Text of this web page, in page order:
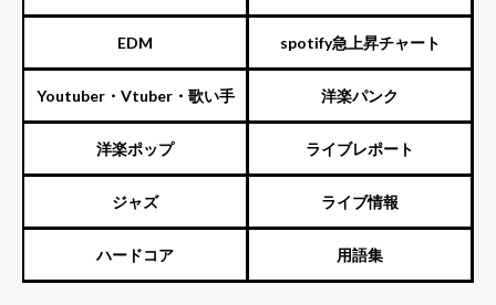
EDM spotify急上昇チャート
Youtuber・Vtuber・歌い手 洋楽パンク
洋楽ポップ ライブレポート
ジャズ ライブ情報
ハードコア 用語集